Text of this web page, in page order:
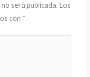
será publicada. Los
con *